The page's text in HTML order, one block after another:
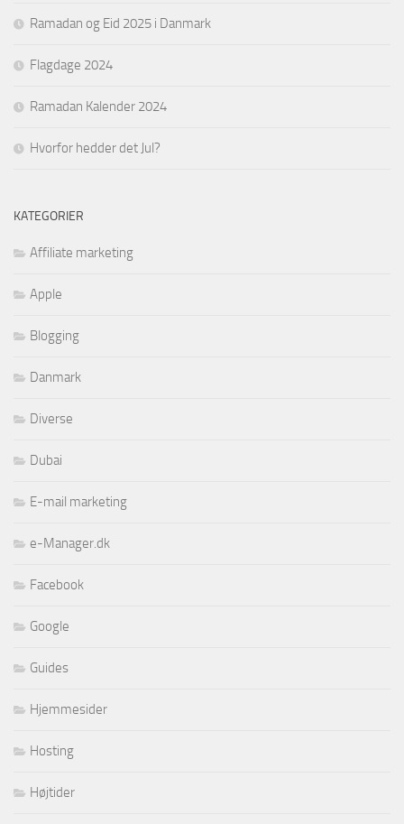
Ramadan og Eid 2025 i Danmark
Flagdage 2024
Ramadan Kalender 2024
Hvorfor hedder det Jul?
KATEGORIER
Affiliate marketing
Apple
Blogging
Danmark
Diverse
Dubai
E-mail marketing
e-Manager.dk
Facebook
Google
Guides
Hjemmesider
Hosting
Højtider